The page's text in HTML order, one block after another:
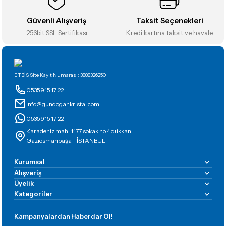
Gönder
Güvenli Alışveriş
256bit SSL Sertifikası
Taksit Seçenekleri
Kredi kartına taksit ve havale
ETBİS Site Kayıt Numarası: 3888326250
0535 915 17 22
info@gundogankristal.com
0535 915 17 22
Karadeniz mah. 1177 sokak no 4 dükkan,
Gaziosmanpaşa - İSTANBUL
Kurumsal
Alışveriş
Üyelik
Kategoriler
Kampanyalardan Haberdar Ol!